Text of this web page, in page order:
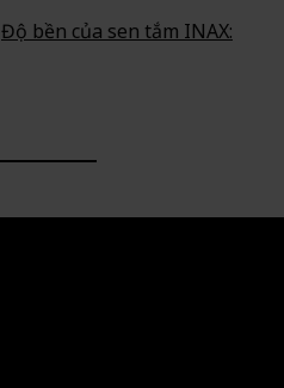
Độ bền của sen tắm INAX: